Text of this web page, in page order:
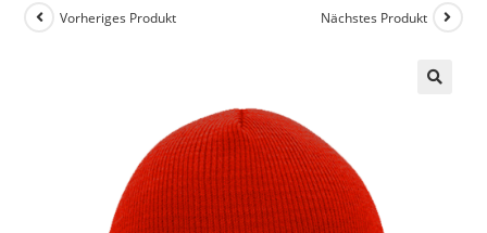
Vorheriges Produkt Nächstes Produkt